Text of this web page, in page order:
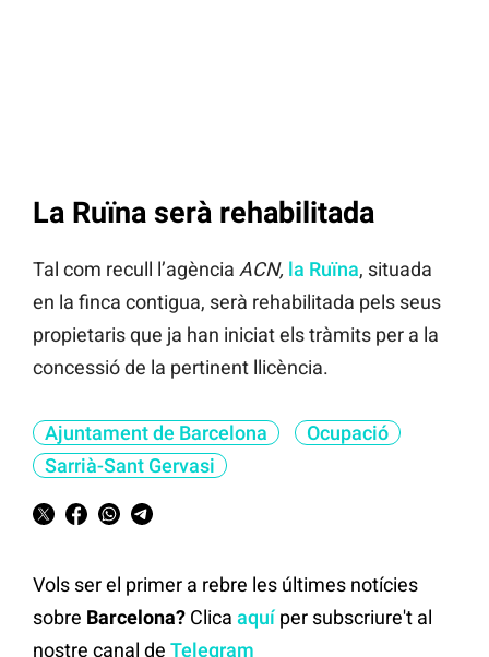
La Ruïna serà rehabilitada
Tal com recull l’agència ACN, la Ruïna, situada
en la finca contigua, serà rehabilitada pels seus
propietaris que ja han iniciat els tràmits per a la
concessió de la pertinent llicència.
Ajuntament de Barcelona
Ocupació
Sarrià-Sant Gervasi
Vols ser el primer a rebre les últimes notícies
sobre Barcelona? Clica aquíper subscriure't al
nostre canal de Telegram